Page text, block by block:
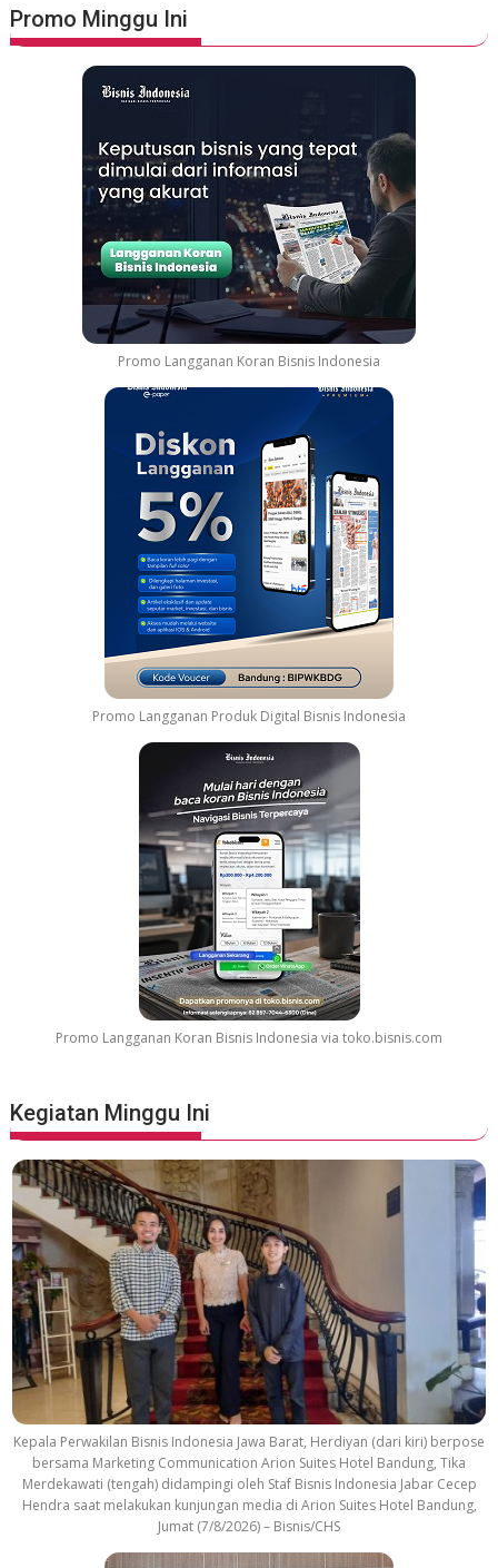
Promo Minggu Ini
Promo Langganan Koran Bisnis Indonesia
Promo Langganan Produk Digital Bisnis Indonesia
Promo Langganan Koran Bisnis Indonesia via toko.bisnis.com
Kegiatan Minggu Ini
Kepala Perwakilan Bisnis Indonesia Jawa Barat, Herdiyan (dari kiri) berpose
bersama Marketing Communication Arion Suites Hotel Bandung, Tika
Merdekawati (tengah) didampingi oleh Staf Bisnis Indonesia Jabar Cecep
Hendra saat melakukan kunjungan media di Arion Suites Hotel Bandung,
Jumat (7/8/2026) – Bisnis/CHS